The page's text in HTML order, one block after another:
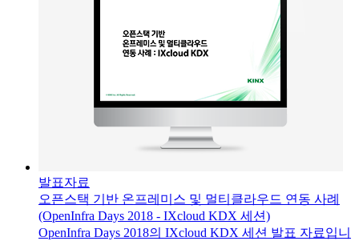
발표자료
오픈스택 기반 온프레미스 및 멀티클라우드 연동 사례
(OpenInfra Days 2018 - IXcloud KDX 세션)
OpenInfra Days 2018의 IXcloud KDX 세션 발표 자료입니